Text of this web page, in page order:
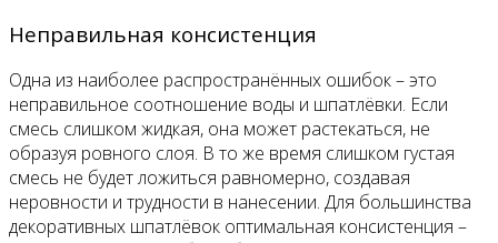
Неправильная консистенция
Одна из наиболее распространённых ошибок – это
неправильное соотношение воды и шпатлёвки. Если
смесь слишком жидкая, она может растекаться, не
образуя ровного слоя. В то же время слишком густая
смесь не будет ложиться равномерно, создавая
неровности и трудности в нанесении. Для большинства
декоративных шпатлёвок оптимальная консистенция –